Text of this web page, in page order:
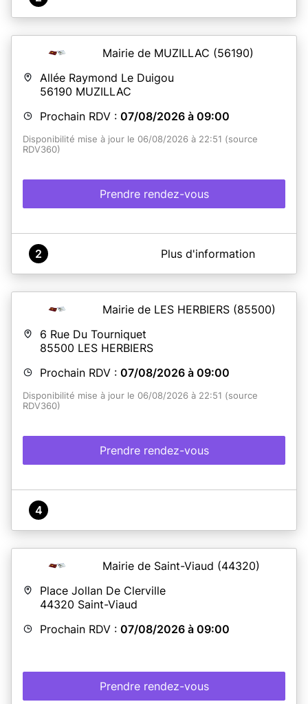
Mairie de MUZILLAC (56190)
Allée Raymond Le Duigou
56190 MUZILLAC
Prochain RDV : 07/08/2026 à 09:00
Disponibilité mise à jour le 06/08/2026 à 22:51 (source
RDV360)
Prendre rendez-vous
A propos de Mairie de Muzillac
VOS PIÈCES JUSTIFICATIVES ~
En savoir plus
2 Plus d'information
Mairie de LES HERBIERS (85500)
6 Rue Du Tourniquet
85500 LES HERBIERS
Prochain RDV : 07/08/2026 à 09:00
Disponibilité mise à jour le 06/08/2026 à 22:51 (source
RDV360)
Prendre rendez-vous
4
Mairie de Saint-Viaud (44320)
Place Jollan De Clerville
44320 Saint-Viaud
Prochain RDV : 07/08/2026 à 09:00
Prendre rendez-vous